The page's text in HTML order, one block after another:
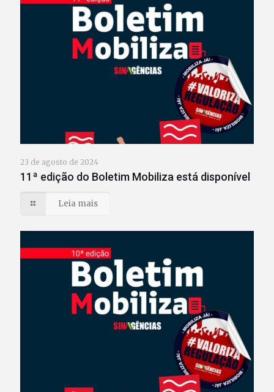
23 de agosto de 2024
11ª edição do Boletim Mobiliza está disponível
Leia mais